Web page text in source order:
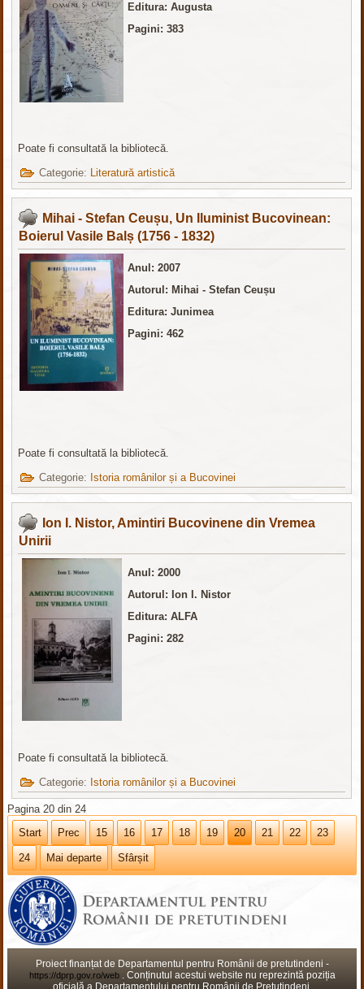
Editura: Augusta
Pagini: 383
Poate fi consultată la bibliotecă.
Categorie:
Literatură artistică
Mihai - Stefan Ceușu, Un Iluminist Bucovinean:
Boierul Vasile Balș (1756 - 1832)
Anul: 2007
Autorul: Mihai - Stefan Ceușu
Editura: Junimea
Pagini: 462
Poate fi consultată la bibliotecă.
Categorie: Istoria românilor și a Bucovinei
Ion I. Nistor, Amintiri Bucovinene din Vremea
Unirii
Anul: 2000
Autorul: Ion I. Nistor
Editura: ALFA
Pagini: 282
Poate fi consultată la bibliotecă.
Categorie: Istoria românilor și a Bucovinei
Pagina 20 din 24
Start
Prec 15 16 17 18 19 20 21 22 23
24 Mai departe Sfârșit
Proiect finanțat de Departamentul pentru Românii de pretutindeni -
https://dprp.gov.ro/web
. Conținutul acestui website nu reprezintă poziția
oficială a Departamentului pentru Românii de Pretutindeni.